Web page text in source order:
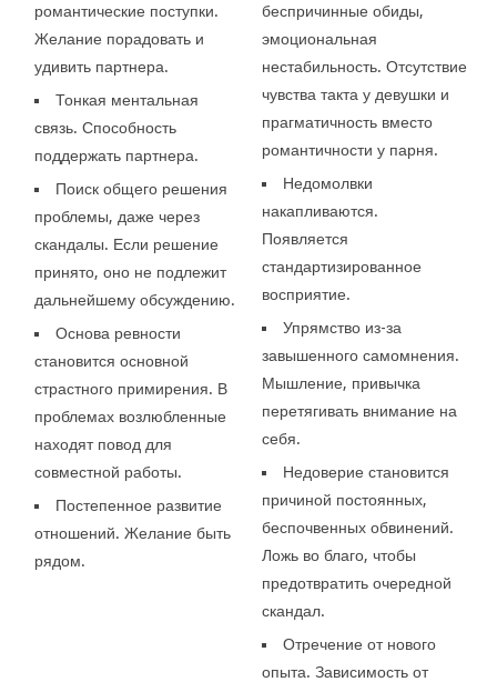
романтические поступки.
Желание порадовать и
удивить партнера.
Тонкая ментальная
связь. Способность
поддержать партнера.
Поиск общего решения
проблемы, даже через
скандалы. Если решение
принято, оно не подлежит
дальнейшему обсуждению.
Основа ревности
становится основной
страстного примирения. В
проблемах возлюбленные
находят повод для
совместной работы.
Постепенное развитие
отношений. Желание быть
рядом.
беспричинные обиды,
эмоциональная
нестабильность. Отсутствие
чувства такта у девушки и
прагматичность вместо
романтичности у парня.
Недомолвки
накапливаются.
Появляется
стандартизированное
восприятие.
Упрямство из-за
завышенного самомнения.
Мышление, привычка
перетягивать внимание на
себя.
Недоверие становится
причиной постоянных,
беспочвенных обвинений.
Ложь во благо, чтобы
предотвратить очередной
скандал.
Отречение от нового
опыта. Зависимость от